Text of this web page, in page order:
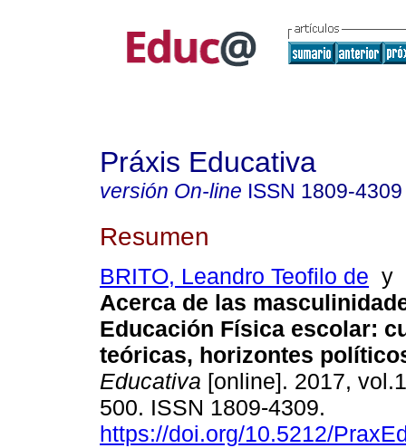
Práxis Educativa
versión On-line ISSN 1809-4309
Resumen
BRITO, Leandro Teofilo de y
Acerca de las
Educación Física escolar:
teóricas, horizontes
Educativa [online]. 2017,
500. ISSN 1809-4309.
https://doi.org/10.5212/